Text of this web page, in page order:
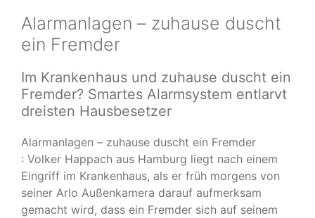
Alarmanlagen – zuhause duscht
ein Fremder
Im Krankenhaus und zuhause duscht ein
Fremder? Smartes Alarmsystem entlarvt
dreisten Hausbesetzer
Alarmanlagen – zuhause duscht ein Fremder
: Volker Happach aus Hamburg liegt nach einem
Eingriff im Krankenhaus, als er früh morgens von
seiner Arlo Außenkamera darauf aufmerksam
gemacht wird, dass ein Fremder sich auf seinem